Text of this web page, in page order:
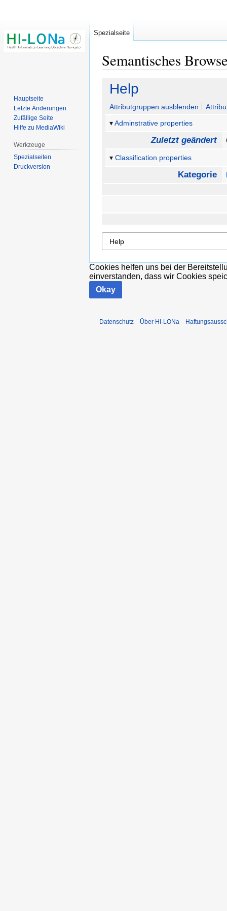
Semantisches
Zur
Navigation
springen
Zur
Suche
springen
Help
Attributgruppen ausblenden
Adminstrative properties
Zuletzt geändert
Classification properties
Kategorie
Cookies helfen uns bei der
einverstanden, dass wir Cookies
Okay
Spezialseite
Hauptseite
Letzte Änderungen
Zufällige Seite
Hilfe zu MediaWiki
Werkzeuge
Spezialseiten
Druckversion
Datenschutz Über HI-LONa